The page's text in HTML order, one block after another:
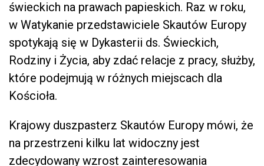
świeckich na prawach papieskich. Raz w roku,
w Watykanie przedstawiciele Skautów Europy
spotykają się w Dykasterii ds. Świeckich,
Rodziny i Życia, aby zdać relacje z pracy, służby,
które podejmują w różnych miejscach dla
Kościoła.
Krajowy duszpasterz Skautów Europy mówi, że
na przestrzeni kilku lat widoczny jest
zdecydowany wzrost zainteresowania